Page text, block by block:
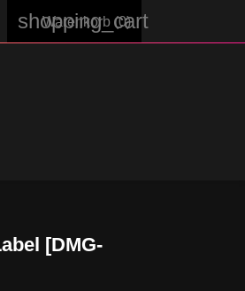
shopping_cart
Warenkorb (0)
[DMG-